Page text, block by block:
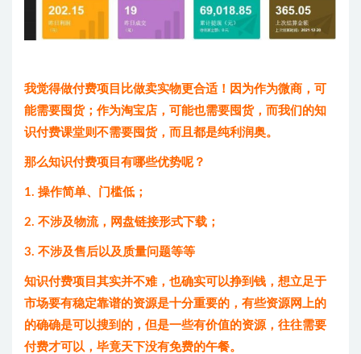
我觉得做付费项目比做卖实物更合适！因为作为微商，可
能需要囤货；作为淘宝店，可能也需要囤货，而我们的知
识付费课堂则不需要囤货，而且都是纯利润奥。
那么知识付费项目有哪些优势呢？
1. 操作简单、门槛低；
2. 不涉及物流，网盘链接形式下载；
3. 不涉及售后以及质量问题等等
知识付费项目其实并不难，也确实可以挣到钱，想立足于
市场要有稳定靠谱的资源是十分重要的，有些资源网上的
的确确是可以搜到的，但是一些有价值的资源，往往需要
付费才可以，毕竟天下没有免费的午餐。